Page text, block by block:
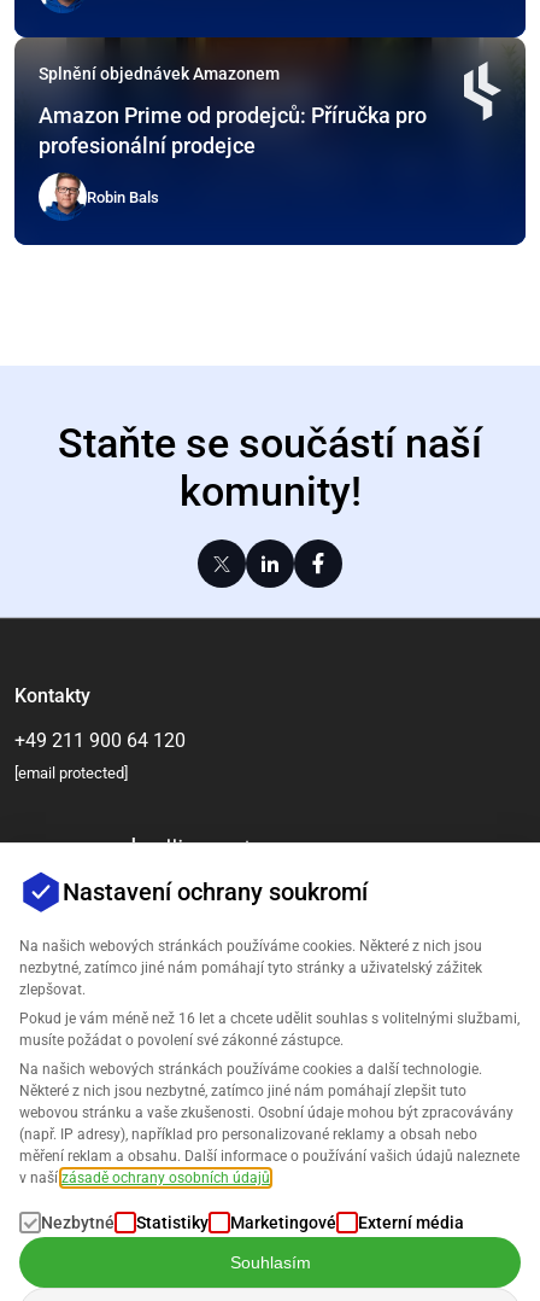
Splnění objednávek Amazonem
Amazon Prime od prodejců: Příručka pro
profesionální prodejce
Robin Bals
Staňte se součástí naší
komunity!
Kontakty
+49 211 900 64 120
[email protected]
Společnost
Podpora
Řešení pro Amazon
Čeština
Data jsou zpracovávána v souladu s našimi
Nastavení ochrany soukromí
Na našich webových stránkách používáme cookies. Některé z nich jsou
nezbytné, zatímco jiné nám pomáhají tyto stránky a uživatelský zážitek
zlepšovat.
Pokud je vám méně než 16 let a chcete udělit souhlas s volitelnými službami,
musíte požádat o povolení své zákonné zástupce.
Na našich webových stránkách používáme cookies a další technologie.
Některé z nich jsou nezbytné, zatímco jiné nám pomáhají zlepšit tuto
webovou stránku a vaše zkušenosti. Osobní údaje mohou být zpracovávány
(např. IP adresy), například pro personalizované reklamy a obsah nebo
měření reklam a obsahu. Další informace o používání vašich údajů naleznete
v naší zásadě ochrany osobních údajů
Nezbytné Statistiky Marketingové Externí média
Souhlasím